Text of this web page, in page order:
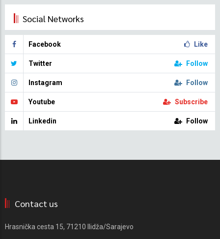
Social Networks
Facebook Like
Twitter Follow
Instagram Follow
Youtube Subscribe
Linkedin Follow
Contact us
Hrasnička cesta 15, 71210 Ilidža/Sarajevo